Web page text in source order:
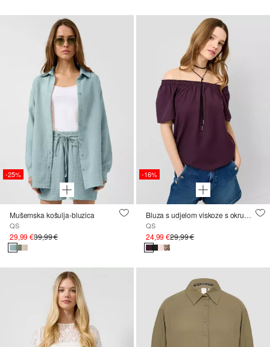
-25%
Mušemska košulja-bluzica
QS
29,99 €39,99 €
-16%
Bluza s udjelom viskoze s okruglim izrezom
QS
24,99 €29,99 €